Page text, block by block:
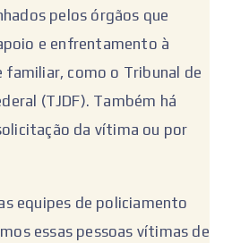
pelos órgãos que
e enfrentamento à
familiar, como o Tribunal de
(TJDF). Também há
da vítima ou por
equipes de policiamento
essas pessoas vítimas de